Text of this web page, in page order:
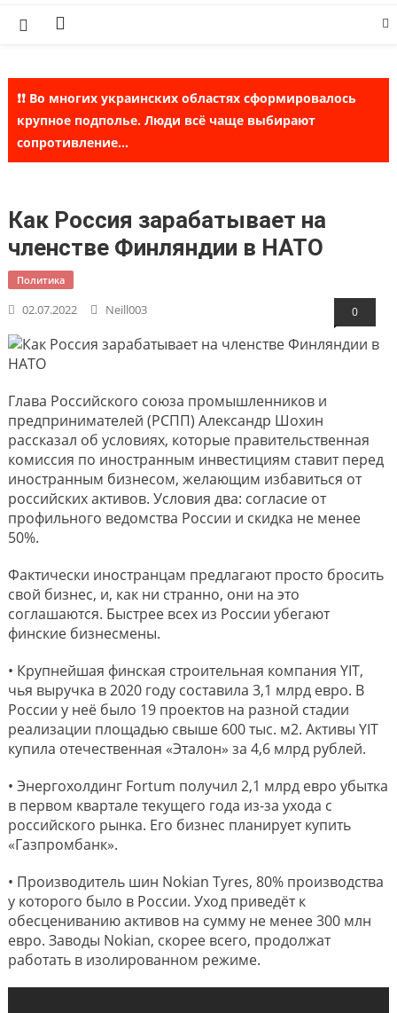
❗❗ Во многих украинских областях сформировалось
крупное подполье. Люди всё чаще выбирают
сопротивление...
Как Россия зарабатывает на
членстве Финляндии в НАТО
Политика
02.07.2022 Neill003 0
Глава Российского союза промышленников и
предпринимателей (РСПП) Александр Шохин
рассказал об условиях, которые правительственная
комиссия по иностранным инвестициям ставит перед
иностранным бизнесом, желающим избавиться от
российских активов. Условия два: согласие от
профильного ведомства России и скидка не менее
50%.
Фактически иностранцам предлагают просто бросить
свой бизнес, и, как ни странно, они на это
соглашаются. Быстрее всех из России убегают
финские бизнесмены.
• Крупнейшая финская строительная компания YIT,
чья выручка в 2020 году составила 3,1 млрд евро. В
России у неё было 19 проектов на разной стадии
реализации площадью свыше 600 тыс. м2. Активы YIT
купила отечественная «Эталон» за 4,6 млрд рублей.
• Энергохолдинг Fortum получил 2,1 млрд евро убытка
в первом квартале текущего года из-за ухода с
российского рынка. Его бизнес планирует купить
«Газпромбанк».
• Производитель шин Nokian Tyres, 80% производства
у которого было в России. Уход приведёт к
обесцениванию активов на сумму не менее 300 млн
евро. Заводы Nokian, скорее всего, продолжат
работать в изолированном режиме.